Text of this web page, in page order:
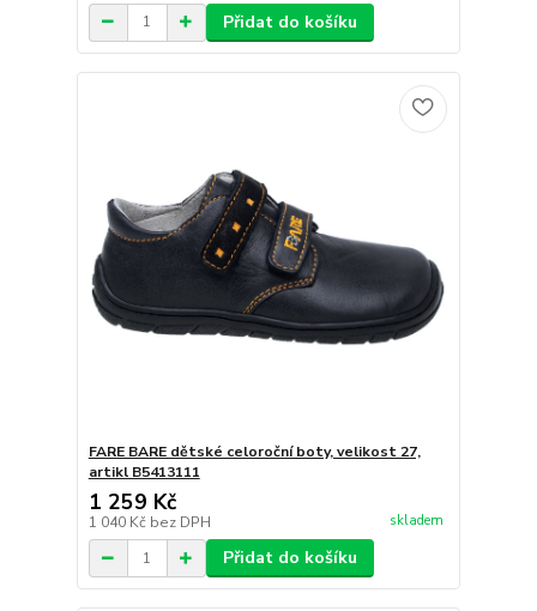
Přidat do košíku
FARE BARE dětské celoroční boty, velikost 27,
artikl B5413111
1 259 Kč
1 040 Kč bez DPH skladem
Přidat do košíku